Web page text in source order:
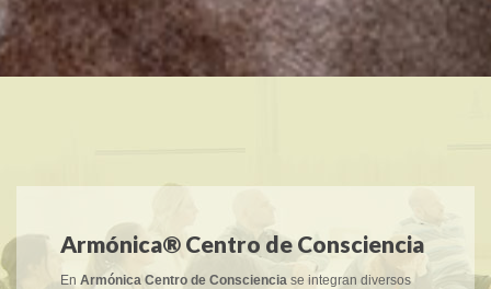
Armónica® Centro de Consciencia
En Armónica Centro de Consciencia se integran diversos